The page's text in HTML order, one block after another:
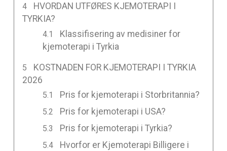
HVORDAN UTFØRES KJEMOTERAPI I
TYRKIA?
Klassifisering av medisiner for
kjemoterapi i Tyrkia
KOSTNADEN FOR KJEMOTERAPI I TYRKIA
2026
Pris for kjemoterapi i Storbritannia?
Pris for kjemoterapi i USA?
Pris for kjemoterapi i Tyrkia?
Hvorfor er Kjemoterapi Billigere i